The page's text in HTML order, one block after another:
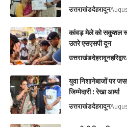
उत्तराखंडदेहरादून
कांवड़ मेले को सकुशल
उतरे एसएसपी दून
उत्तराखंडदेहरादूनहरिद्वार
युवा निशानेबाजों पर
जिम्मेदारी : रेखा आर्या
उत्तराखंडदेहरादून